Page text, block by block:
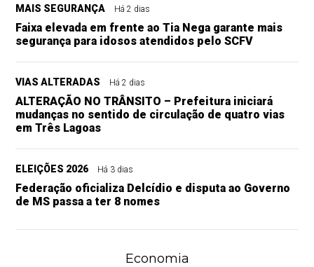
MAIS SEGURANÇA Há 2 dias
Faixa elevada em frente ao Tia Nega garante mais
segurança para idosos atendidos pelo SCFV
VIAS ALTERADAS Há 2 dias
ALTERAÇÃO NO TRÂNSITO – Prefeitura iniciará
mudanças no sentido de circulação de quatro vias
em Três Lagoas
ELEIÇÕES 2026 Há 3 dias
Federação oficializa Delcídio e disputa ao Governo
de MS passa a ter 8 nomes
Economia